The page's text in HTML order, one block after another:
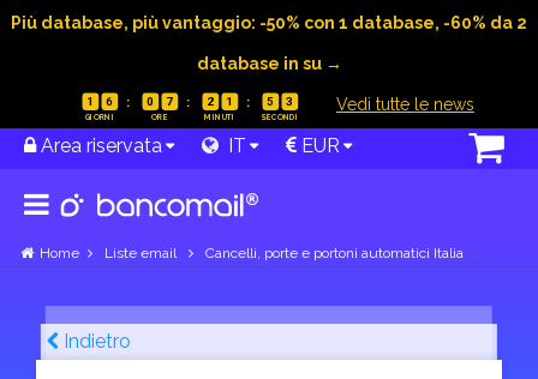
Più database, più vantaggio: -50% con 1 database, -60% da 2
database in su →
1 6 0 7 2 1 5 2 Vedi tutte le news
Area riservata IT EUR
Home Liste email Cancelli, porte e portoni automatici Italia
Indietro